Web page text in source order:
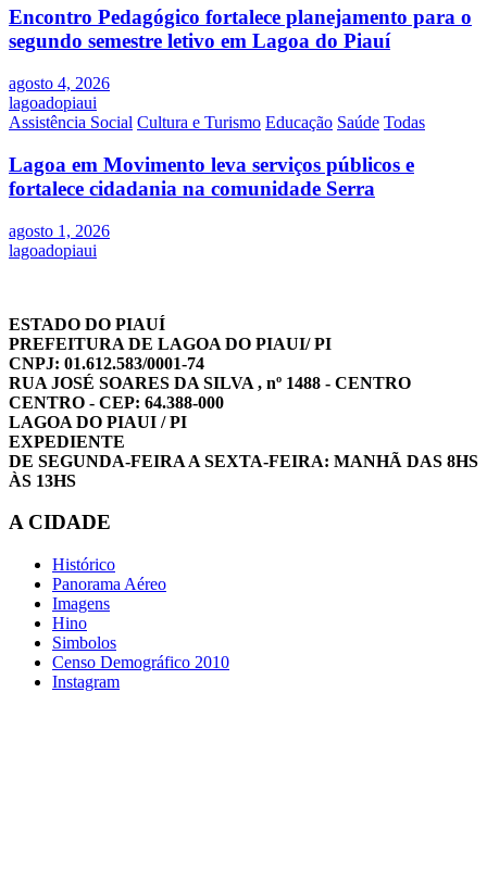
Encontro Pedagógico fortalece planejamento para o
segundo semestre letivo em Lagoa do Piauí
agosto 4, 2026
lagoadopiaui
Assistência Social Cultura e Turismo Educação Saúde Todas
Lagoa em Movimento leva serviços públicos e
fortalece cidadania na comunidade Serra
agosto 1, 2026
lagoadopiaui
ESTADO DO PIAUÍ
PREFEITURA DE LAGOA DO PIAUI/ PI
CNPJ: 01.612.583/0001-74
RUA JOSÉ SOARES DA SILVA , nº 1488 - CENTRO
CENTRO - CEP: 64.388-000
LAGOA DO PIAUI / PI
EXPEDIENTE
DE SEGUNDA-FEIRA A SEXTA-FEIRA: MANHÃ DAS 8HS
ÀS 13HS
A CIDADE
Histórico
Panorama Aéreo
Imagens
Hino
Simbolos
Censo Demográfico 2010
Instagram